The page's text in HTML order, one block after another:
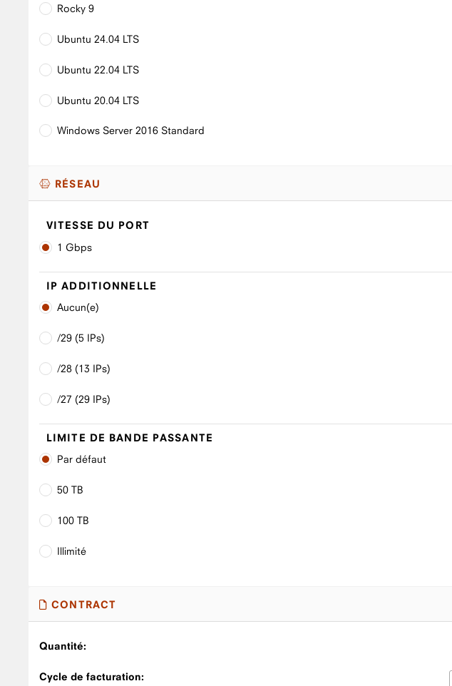
Rocky 9
Ubuntu 24.04 LTS
Ubuntu 22.04 LTS
Ubuntu 20.04 LTS
Windows Server 2016 Standard
RÉSEAU
VITESSE DU PORT
1 Gbps
IP ADDITIONNELLE
Aucun(e)
/29 (5 IPs)
/28 (13 IPs)
/27 (29 IPs)
LIMITE DE BANDE PASSANTE
Par défaut
50 TB
100 TB
Illimité
CONTRACT
Quantité:
Cycle de facturation: